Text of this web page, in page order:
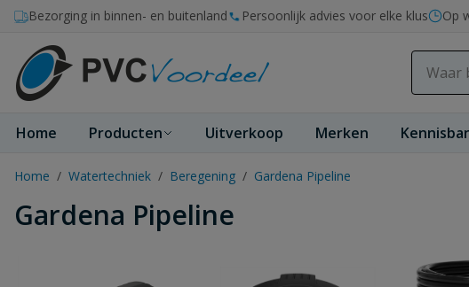
Ga naar de inhoud
Bezorging in binnen- en buitenland Persoonlijk advies voor elke klus Op
Home Producten Uitverkoop Merken
Home / Watertechniek / Beregening / Gardena Pipeline
Gardena Pipeline